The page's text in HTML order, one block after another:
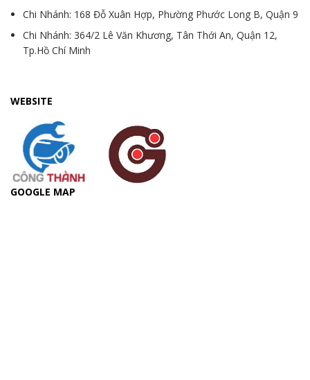
Chi Nhánh: 168 Đỗ Xuân Hợp, Phường Phước Long B, Quận 9
Chi Nhánh: 364/2 Lê Văn Khương, Tân Thới An, Quận 12,
Tp.Hồ Chí Minh
WEBSITE
GOOGLE MAP